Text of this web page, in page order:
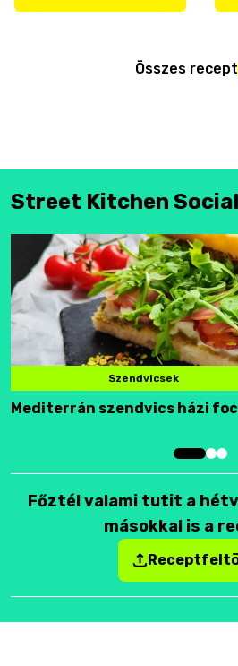
Összes recept
Street Kitchen
Szendvicsek
Mediterrán szendvics házi
Főztél valami tutit a
másokkal is a